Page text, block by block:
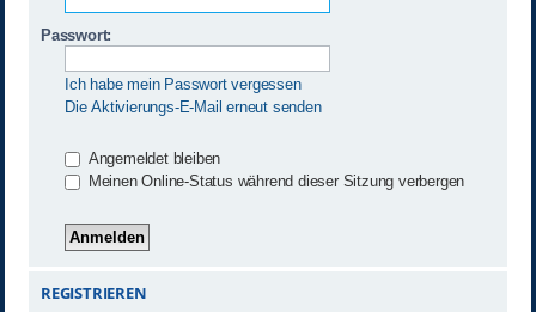
Passwort:
Ich habe mein Passwort vergessen
Die Aktivierungs-E-Mail erneut senden
Angemeldet bleiben
Meinen Online-Status während dieser Sitzung verbergen
REGISTRIEREN